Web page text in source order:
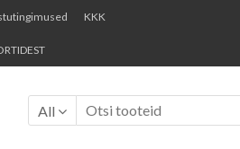
KKK
All